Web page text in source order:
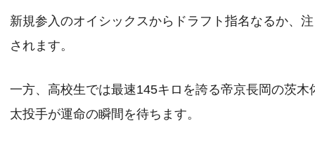
新規参入のオイシックスからドラフト指名なるか、
されます。
一方、高校生では最速145キロを誇る帝京長岡の茨木
太投手が運命の瞬間を待ちます。